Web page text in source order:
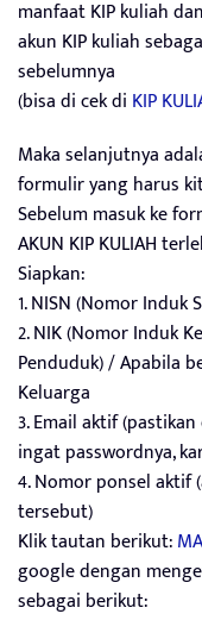
manfaat KIP kuliah
akun KIP kuliah
sebelumnya
(bisa di cek di KIP
Maka selanjutnya
formulir yang harus
Sebelum masuk ke
AKUN KIP KULIAH
Siapkan:
1. NISN (Nomor Induk
2. NIK (Nomor Induk
Penduduk) / Apabila
Keluarga
3. Email aktif
ingat passwordnya,
4. Nomor ponsel aktif
tersebut)
Klik tautan berikut:
google dengan
sebagai berikut: